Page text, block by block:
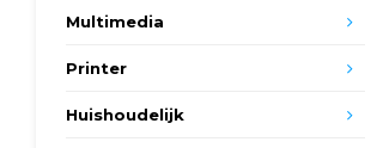
Multimedia
Printer
Huishoudelijk